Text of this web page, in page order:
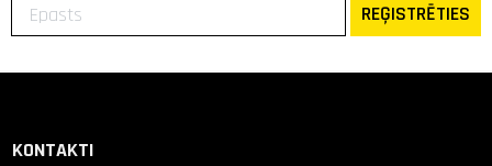
REĢISTRĒTIES
KONTAKTI